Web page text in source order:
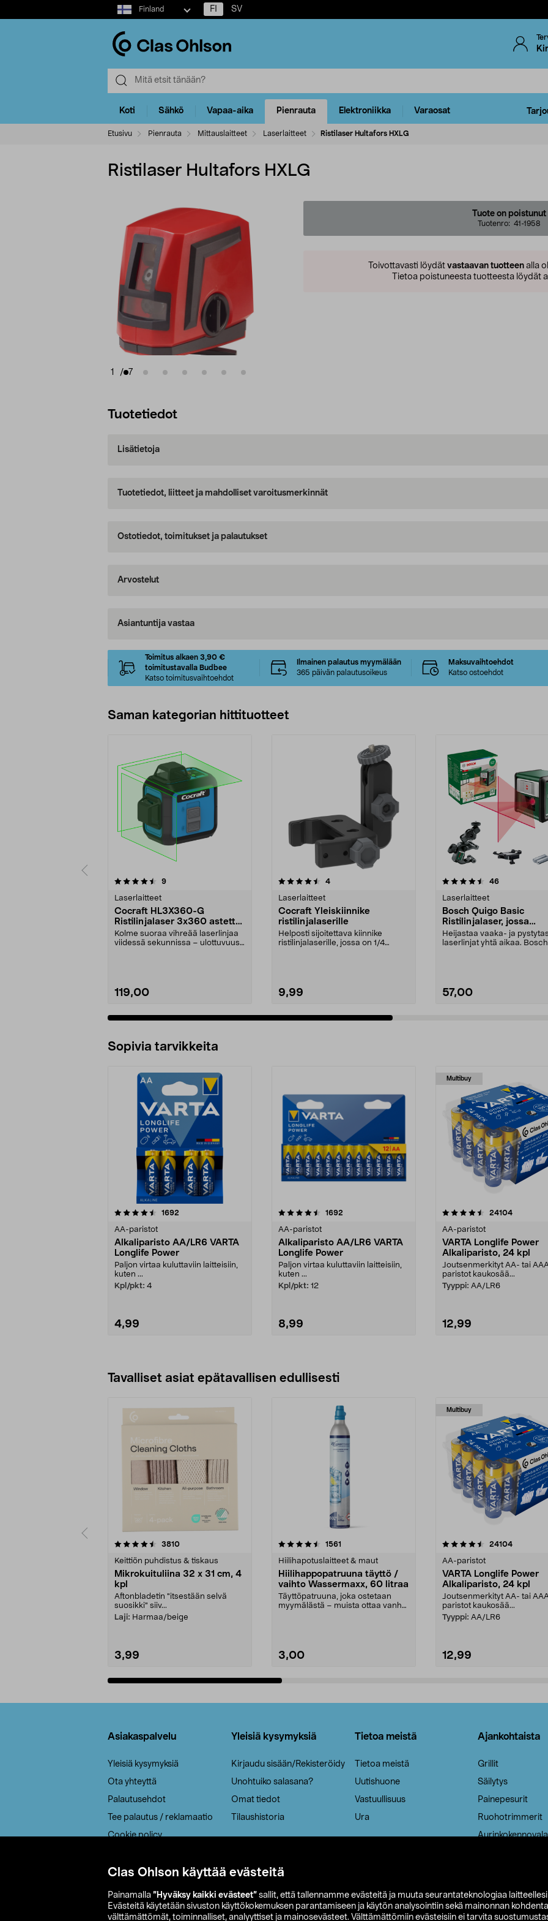
Clas Ohlson käyttää evästeitä
Painamalla ”Hyväksy kaikki evästeet” sallit, että tallennamme evästeitä ja muuta seurantateknologiaa
Evästeitä käytetään sivuston käyttökokemuksen parantamiseen ja käytön analysointiin sekä mainonnan
välttämättömät, toiminnalliset, analyyttiset ja mainosevästeet. Välttämättömiin evästeisiin ei tarvita
Select
market
Finland FI SV
Koti Sähkö Vapaa-aika Pienrauta Elektroniikka Varaosat
Etusivu Pienrauta Mittauslaitteet Laserlaitteet Ristilaser Hultafors HXLG
Ristilaser Hultafors HXLG
1 / 7
Tuote on poistunut
Tuotenro: 41-1958
Toivottavasti löydät vastaavan tuotteen alla
Tietoa poistuneesta tuotteesta löydät
Tuotetiedot
Lisätietoja
Tuotetiedot, liitteet ja mahdolliset varoitusmerkinnät
Ostotiedot, toimitukset ja palautukset
Arvostelut
Asiantuntija vastaa
Toimitus alkaen 3,90 €
toimitustavalla Budbee
Katso toimitusvaihtoehdot
Ilmainen palautus myymälään
365 päivän palautusoikeus
Maksuvaihtoehdot
Katso ostoehdot
Saman kategorian hittituotteet
9arvostelut
Laserlaitteet
Cocraft HL3X360-G
Ristilinjalaser 3x360 astetta
vihreä
Kolme suoraa vihreää laserlinjaa
viidessä sekunnissa – ulottuvuus
119,00
4.5 viidestä
4arvostelut
Laserlaitteet
Cocraft Yleiskiinnike
ristilinjalaserille
Helposti sijoitettava kiinnike
ristilinjalaserille, jossa on 1/4
9,99
4.5 viidestä
46arvostelut
Laserlaitteet
Bosch Quigo Basic
Ristilinjalaser, jossa
yleiskiinnike
Heijastaa vaaka- ja
laserlinjat yhtä aikaa.
57,00
4.0 viidestä
Sopivia tarvikkeita
1692
AA-paristot
Alkaliparisto AA/LR6 VARTA
Longlife Power
Paljon virtaa kuluttaviin laitteisiin,
kuten ...
Kpl/pkt: 4
4,99
4.5viidestä
1692
AA-paristot
Alkaliparisto AA/LR6 VARTA
Longlife Power
Paljon virtaa kuluttaviin laitteisiin,
kuten ...
Kpl/pkt: 12
8,99
Multibuy
4.5viidestä
24104arvostelut
AA-paristot
VARTA Longlife Power
Alkaliparisto, 24 kpl
Joutsenmerkityt AA- tai
paristot kaukosää...
Tyyppi: AA/LR6
12,99
Tavalliset asiat epätavallisen edullisesti
3810arvostelut
Keittiön puhdistus & tiskaus
Mikrokuituliina 32 x 31 cm, 4
kpl
Aftonbladetin "itsestään selvä
suosikki" siiv...
Laji: Harmaa/beige
3,99
4.5viidestä
1561
Hiilihapotuslaitteet & maut
Hiilihappopatruuna täyttö /
vaihto Wassermaxx, 60 litraa
Täyttöpatruuna, joka ostetaan
myymälästä – muista ottaa vanha
3,00
Multibuy
4.5viidestä
24104arvostelut
AA-paristot
VARTA Longlife Power
Alkaliparisto, 24 kpl
Joutsenmerkityt AA- tai
paristot kaukosää...
Tyyppi: AA/LR6
12,99
4.5viidestä
Asiakaspalvelu
Yleisiä kysymyksiä
Ota yhteyttä
Palautusehdot
Tee palautus / reklamaatio
Cookie policy
Saavutettavuus
Yleisiä kysymyksiä
Kirjaudu sisään/Rekisteröidy
Unohtuiko salasana?
Omat tiedot
Tilaushistoria
Tietoa meistä
Tietoa meistä
Uutishuone
Vastuullisuus
Ura
Ajankohtaista
Grillit
Säilytys
Painepesurit
Ruohotrimmerit